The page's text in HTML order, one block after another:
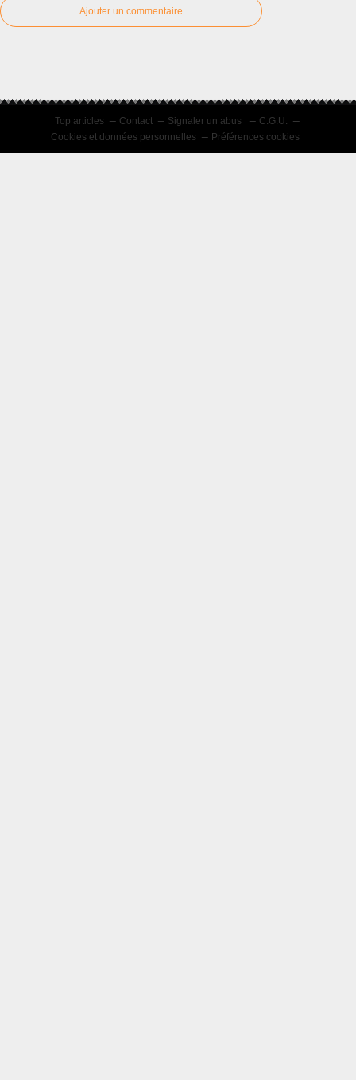
Ajouter un commentaire
Top articles Contact Signaler un abus
C.G.U.
Cookies et données personnelles
Préférences cookies